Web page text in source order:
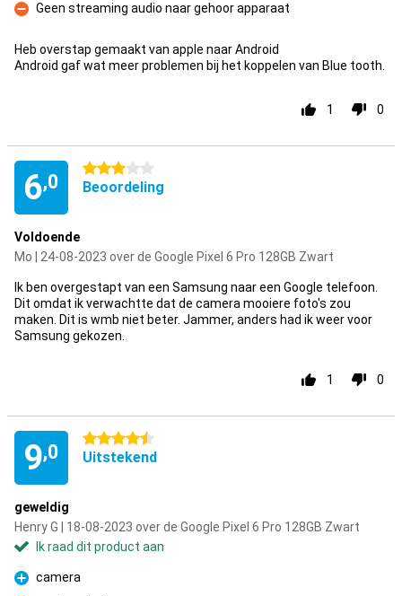
Minpunt
Geen streaming audio naar gehoor apparaat
Heb overstap gemaakt van apple naar Android
Android gaf wat meer problemen bij het koppelen van Blue tooth.
1 0
6,0
3 sterren
Beoordeling
Voldoende
Mo | 24-08-2023 over de Google Pixel 6 Pro 128GB Zwart
Ik ben overgestapt van een Samsung naar een Google telefoon.
Dit omdat ik verwachtte dat de camera mooiere foto's zou
maken. Dit is wmb niet beter. Jammer, anders had ik weer voor
Samsung gekozen.
1 0
9,0
4.5 sterren
Uitstekend
geweldig
Henry G | 18-08-2023 over de Google Pixel 6 Pro 128GB Zwart
Ik raad dit product aan
Pluspunt
camera